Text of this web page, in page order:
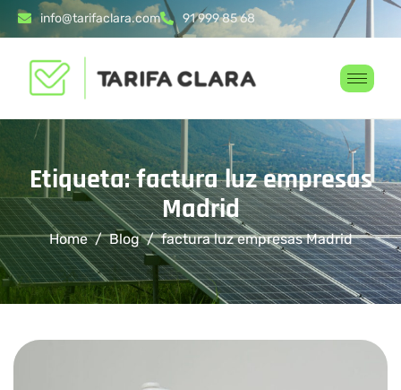
info@tarifaclara.com 91 999 85 68
Etiqueta: factura luz empresas
Madrid
Home Blog factura luz empresas Madrid